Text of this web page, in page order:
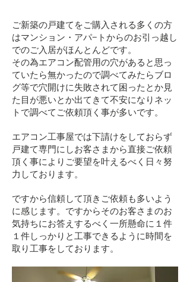
ご新築の戸建てをご購入される多くの方
はマンション・アパ−トからのお引っ越し
でのご入居がほんとんどです。
その為エアコン配管用の穴があると思っ
ていたら無かったので調べてみたらブロ
グ等で穴開けに失敗されて困ったとか見
た目が悪いとか出てきて不安になりネッ
トで調べてご依頼頂く事が多いです。
エアコン工事屋では下請けをしておらず
戸建て専門にしお客さまから直接ご依頼
頂く事によりご要望を叶えるべく日々努
力しております。
ですから信頼して頂きご依頼も多いよう
に感じます。ですからそのお客さまのお
気持ちにお答えするべく一所懸命に１件
１件しっかりと工事できるように時間を
取り工事をしております。